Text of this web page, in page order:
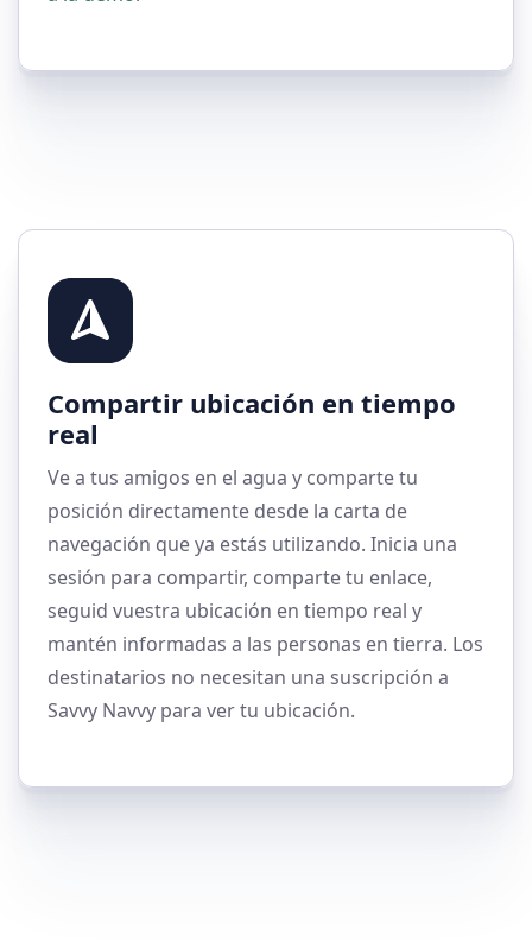
Compartir ubicación en tiempo
real
Ve a tus amigos en el agua y comparte tu
posición directamente desde la carta de
navegación que ya estás utilizando. Inicia una
sesión para compartir, comparte tu enlace,
seguid vuestra ubicación en tiempo real y
mantén informadas a las personas en tierra. Los
destinatarios no necesitan una suscripción a
Savvy Navvy para ver tu ubicación.